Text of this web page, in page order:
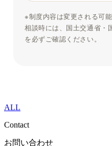
※制度内容は変更される可
相談時には、国土交通省・
を必ずご確認ください。
ALL
Contact
お問い合わせ